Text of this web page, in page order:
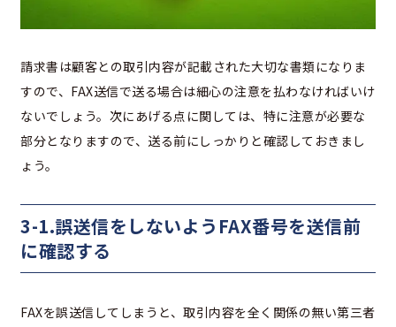
請求書は顧客との取引内容が記載された大切な書類になりま
すので、FAX送信で送る場合は細心の注意を払わなければいけ
ないでしょう。次にあげる点に関しては、特に注意が必要な
部分となりますので、送る前にしっかりと確認しておきまし
ょう。
3-1.誤送信をしないようFAX番号を送信前
に確認する
FAXを誤送信してしまうと、取引内容を全く関係の無い第三者